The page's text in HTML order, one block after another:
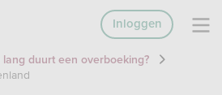
Inloggen
lang duurt een overboeking?